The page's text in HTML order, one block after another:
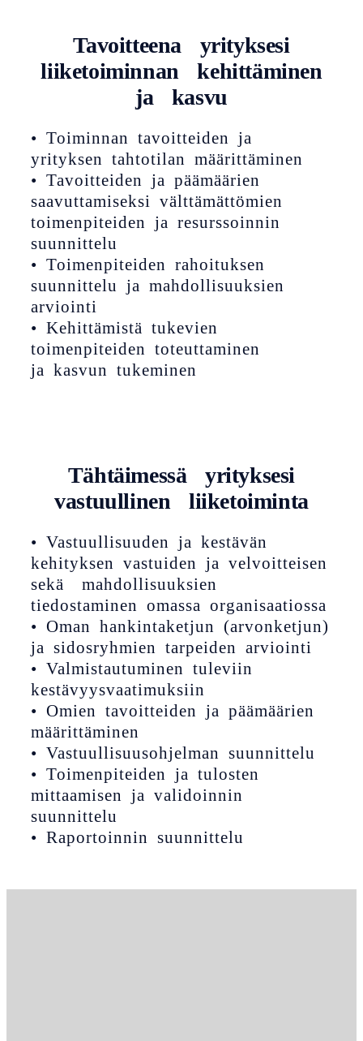
Tavoitteena yrityksesi
liiketoiminnan kehittäminen
ja kasvu
• Toiminnan tavoitteiden ja
yrityksen tahtotilan määrittäminen
• Tavoitteiden ja päämäärien
saavuttamiseksi välttämättömien
toimenpiteiden ja resurssoinnin
suunnittelu
• Toimenpiteiden rahoituksen
suunnittelu ja mahdollisuuksien
arviointi
• Kehittämistä tukevien
toimenpiteiden toteuttaminen
ja kasvun tukeminen
Tähtäimessä yrityksesi
vastuullinen liiketoiminta
• Vastuullisuuden ja kestävän
kehityksen vastuiden ja velvoitteisen
sekä mahdollisuuksien
tiedostaminen omassa organisaatiossa
• Oman hankintaketjun (arvonketjun)
ja sidosryhmien tarpeiden arviointi
• Valmistautuminen tuleviin
kestävyysvaatimuksiin
• Omien tavoitteiden ja päämäärien
määrittäminen
• Vastuullisuusohjelman suunnittelu
• Toimenpiteiden ja tulosten
mittaamisen ja validoinnin
suunnittelu
• Raportoinnin suunnittelu